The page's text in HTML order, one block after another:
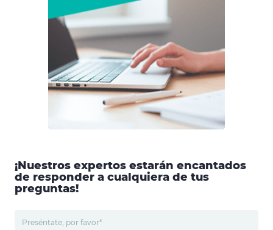
¡Nuestros expertos estarán encantados
de responder a cualquiera de tus
preguntas!